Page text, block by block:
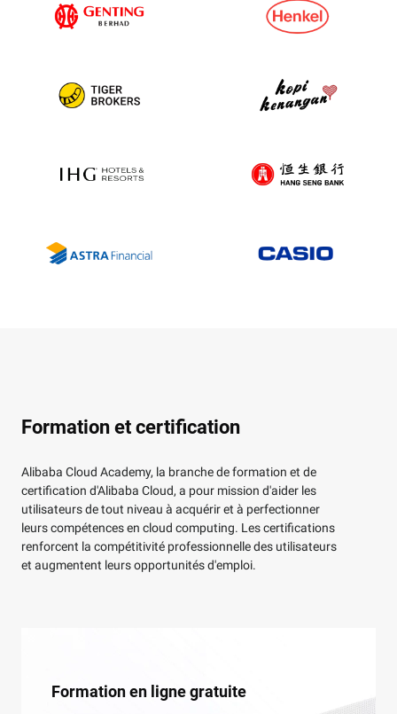
Formation et certification
Alibaba Cloud Academy, la branche de formation et de
certification d'Alibaba Cloud, a pour mission d'aider les
utilisateurs de tout niveau à acquérir et à perfectionner
leurs compétences en cloud computing. Les certifications
renforcent la compétitivité professionnelle des utilisateurs
et augmentent leurs opportunités d'emploi.
Formation en ligne gratuite